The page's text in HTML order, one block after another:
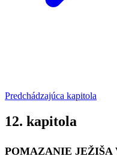
Predchádzajúca kapitola
12. kapitola
POMAZANIE JEŽIŠA